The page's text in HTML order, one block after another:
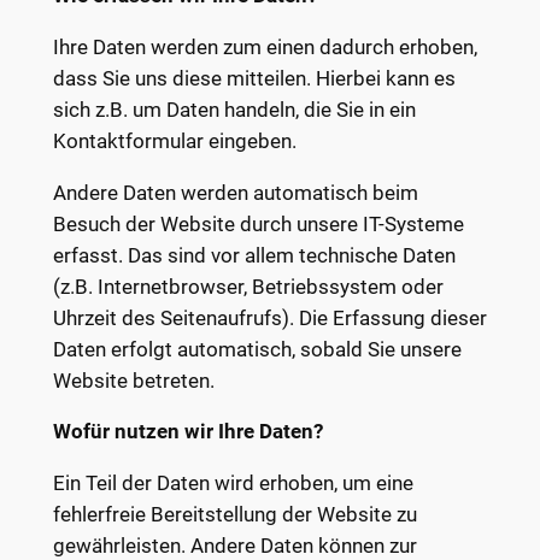
Ihre Daten werden zum einen dadurch erhoben,
dass Sie uns diese mitteilen. Hierbei kann es
sich z.B. um Daten handeln, die Sie in ein
Kontaktformular eingeben.
Andere Daten werden automatisch beim
Besuch der Website durch unsere IT-Systeme
erfasst. Das sind vor allem technische Daten
(z.B. Internetbrowser, Betriebssystem oder
Uhrzeit des Seitenaufrufs). Die Erfassung dieser
Daten erfolgt automatisch, sobald Sie unsere
Website betreten.
Wofür nutzen wir Ihre Daten?
Ein Teil der Daten wird erhoben, um eine
fehlerfreie Bereitstellung der Website zu
gewährleisten. Andere Daten können zur